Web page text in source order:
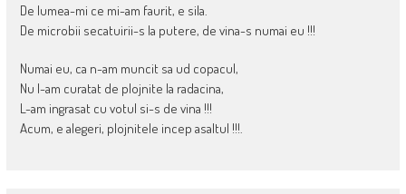
De lumea-mi ce mi-am faurit, e sila.
De microbii secatuirii-s la putere, de vina-s numai eu !!!
Numai eu, ca n-am muncit sa ud copacul,
Nu l-am curatat de plojnite la radacina,
L-am ingrasat cu votul si-s de vina !!!
Acum, e alegeri, plojnitele incep asaltul !!!.